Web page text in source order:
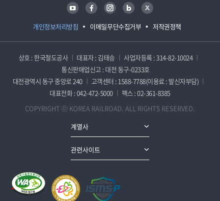
개인정보처리방침 이메일무단수집거부 저작권정책
유튜브 페이스북 인스타그램 블로그 트위터
상호 : 한국철도공사 대표자 : 김태승
사업자등록 : 314-82-10024
통신판매업신고 : 대전 동구-0233호
대전광역시 동구 중앙로 240
고객센터 : 1588-7788(이용료 : 발신자부담)
대표전화 : 042-472-5000
팩스 : 02-361-8385
COPYRIGHT ⓒ KOREA RAILROAD. ALL RIGHTS RESERVED.
계열사
관련사이트